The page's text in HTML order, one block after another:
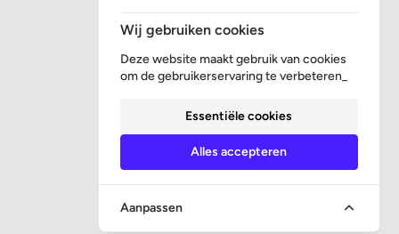
Wij gebruiken cookies
Deze website maakt gebruik van cookies
om de gebruikerservaring te verbeteren_
Essentiële cookies
Alles accepteren
Aanpassen